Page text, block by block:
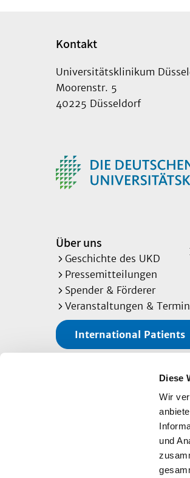
Diese
Wir
und
Kontakt
Universitätsklinikum
Moorenstr. 5
40225 Düsseldorf
Über uns
Geschichte des UKD
Pressemitteilungen
Spender & Förderer
Veranstaltungen &
International Patients